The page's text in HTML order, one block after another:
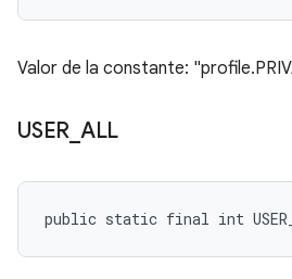
Valor de la constante:
USER ALL
public static final int